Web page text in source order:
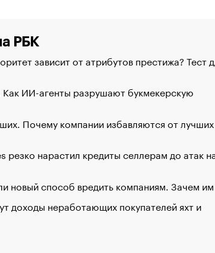
РБК
зависит от атрибутов престижа? Тест
Как ИИ-агенты разрушают букмекерскую
Почему компании избавляются от лучших
резко нарастил кредиты селлерам до атак
новый способ вредить компаниям. Зачем
доходы неработающих покупателей яхт и